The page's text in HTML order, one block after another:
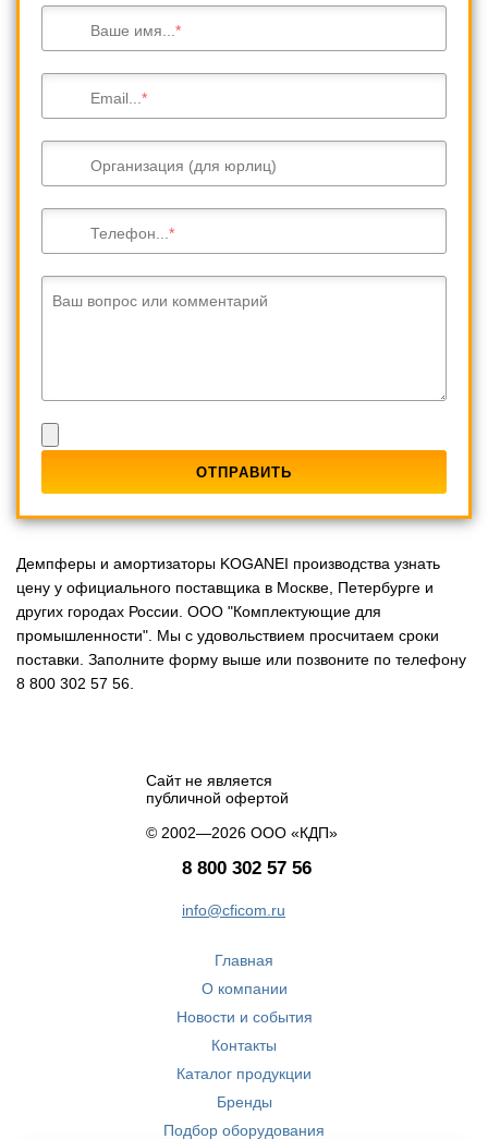
Ваше имя...
Email...
Организация (для юрлиц)
Телефон...
Ваш вопрос или комментарий
Демпферы и амортизаторы KOGANEI производства узнать
цену у официального поставщика в Москве, Петербурге и
других городах России. ООО "Комплектующие для
промышленности". Мы с удовольствием просчитаем сроки
поставки. Заполните форму выше или позвоните по телефону
8 800 302 57 56.
Сайт не является
публичной офертой
© 2002—2026 ООО «КДП»
8 800 302 57 56
info@cficom.ru
Главная
О компании
Новости и события
Контакты
Каталог продукции
Бренды
Подбор оборудования